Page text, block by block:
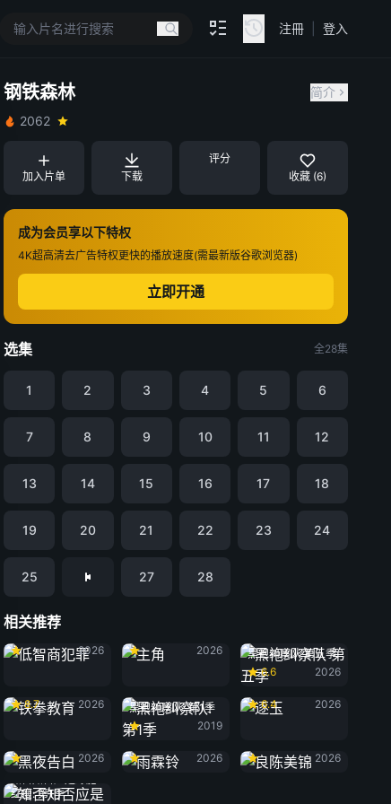
注冊 登入
钢铁森林
简介
2062
加入片单 下载
评分
收藏 (6)
成为会员享以下特权
4K超高清去广告特权更快的播放速度(需最新版谷歌浏览器)
立即开通
选集 全28集
1 2 3 4 5 6
7 8 9 10 11 12
13 14 15 16 17 18
19 20 21 22 23 24
25 27 28
相关推荐
低智商犯罪
2026
2026
黑袍纠察队 第五季
6.6
2026
8.7
2026
黑袍纠察队: 第1季
2019
逐玉
6.4
2026
2026
雨霖铃
2026
2026
红瘦: 第1季